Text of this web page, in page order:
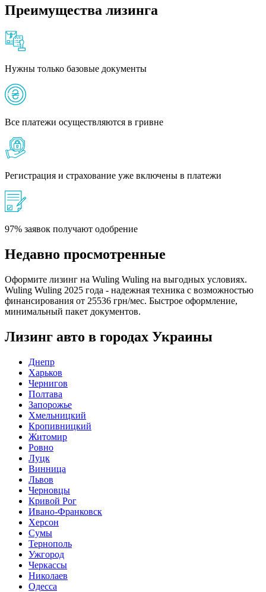
Преимущества лизинга
Нужны только базовые документы
Все платежи осуществляются в гривне
Регистрация и страхование уже включены в платежи
97% заявок получают одобрение
Недавно просмотренные
Оформите лизинг на Wuling Wuling на выгодных условиях.
Wuling Wuling 2025 года - надежная техника с возможностью
финансирования от 25536 грн/мес. Быстрое оформление,
минимальный пакет документов.
Лизинг авто в городах Украины
Днепр
Харьков
Чернигов
Полтава
Запорожье
Хмельницкий
Кропивницкий
Житомир
Ровно
Луцк
Винница
Львов
Черновцы
Кривой Рог
Ивано-Франковск
Херсон
Сумы
Тернополь
Ужгород
Черкассы
Николаев
Одесса